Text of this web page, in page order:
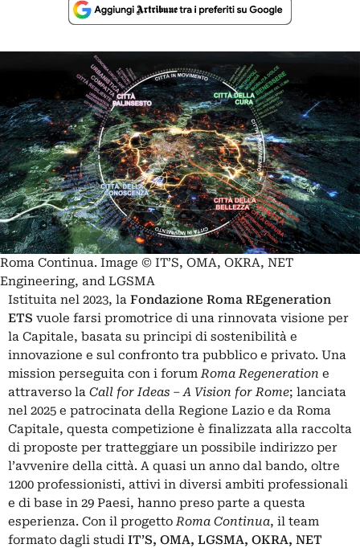
Roma Continua. Image © IT’S, OMA, OKRA, NET
Engineering, and LGSMA
Istituita nel 2023, la Fondazione Roma REgeneration
ETS vuole farsi promotrice di una rinnovata visione per
la Capitale, basata su principi di sostenibilità e
innovazione e sul confronto tra pubblico e privato. Una
mission perseguita con i forumRoma Regeneration e
attraverso la Call for Ideas – A Vision for Rome; lanciata
nel 2025 e patrocinata della Regione Lazio e da Roma
Capitale, questa competizione è finalizzata alla raccolta
di proposte per tratteggiare un possibile indirizzo per
l’avvenire della città. A quasi un anno dal bando, oltre
1200 professionisti, attivi in diversi ambiti professionali
e di base in 29 Paesi, hanno preso parte a questa
esperienza. Con il progettoRoma Continua, il team
formato dagli studi IT’S, OMA, LGSMA, OKRA, NET